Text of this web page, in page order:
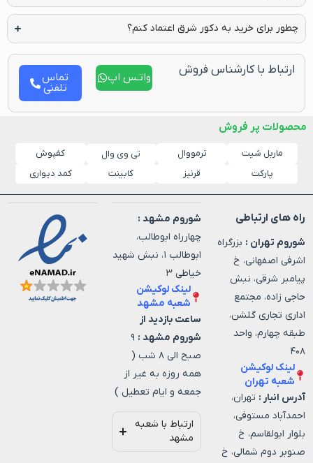
چطور برای خرید به دکور شرق اعتماد کنم؟
ارتباط با کارشناس فروش واتـس اپ تماس
تلفنی
پر فروش
ماربل شیت ترمووال تی وی وال
کفپوش
پارکت
قرنیز کابینت کمد دیواری
راه های ارتباطی
شوروم تهران :بزرگراه
اشرفی اصفهانی، خ
پیامبر شرقی، نبش
حاجی زاده، مجتمع
اداری تجاری گلشن،
طبقه چهارم، واحد
۴۰۸
لینک لوکیشن
شعبه تهران
آدرس انبار :تهران،
احمدآباد مستوفی،
بلوار ابولقاسم، خ
صنوبر دوم شمالی، خ
شوروم مشهد :
چهارراه ابوطالب،
ابوطالب ۱، نبش شهید
خیاطی ۳
لینک لوکیشن
شعبه مشهد
ساعت بازدید از
شوروم مشهد : ۹
صبح الی ۸ شب (
همه روزه به غیر از
جمعه و ایام تعطیل )
ارتباط با شعبه
مشهد